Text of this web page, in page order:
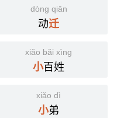
dòng qiān
动迁
xiǎo bǎi xìng
小百姓
xiǎo dì
小弟